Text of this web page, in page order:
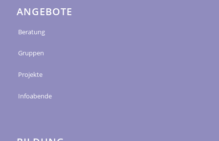
ANGEBOTE
Beratung
Gruppen
Projekte
Infoabende